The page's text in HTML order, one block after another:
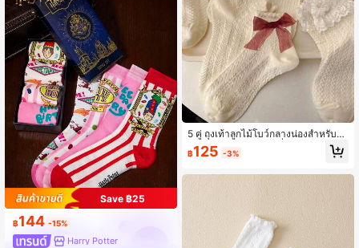
Save ฿25
฿144 -15%
Harry Potter
5 คู่ ถุงเท้าลูกไม้โบว์กลางน่องสำหรับผู้
หญิง สไตล์ JK Lolita ญี่ปุ่นน่ารัก ดูดซับ
เหงื่อ สำหรับชุด Lolita
฿125 -3%